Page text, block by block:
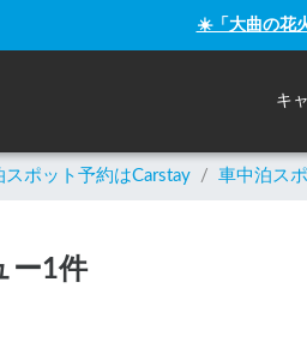
☀️「大曲の花
キ
ポット予約はCarstay / 車中泊ス
ー1件